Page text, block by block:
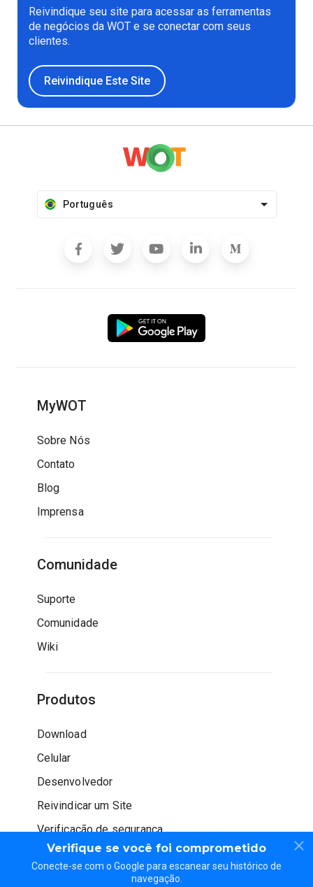
Verifique se você foi comprometido
Conecte-se com o Google para escanear seu histórico de
navegação.
Reivindique seu site para acessar as ferramentas
de negócios da WOT e se conectar com seus
clientes.
Reivindique Este Site
Português
MyWOT
Sobre Nós
Contato
Blog
Imprensa
Comunidade
Suporte
Comunidade
Wiki
Produtos
Download
Celular
Desenvolvedor
Reivindicar um Site
Verificação de segurança